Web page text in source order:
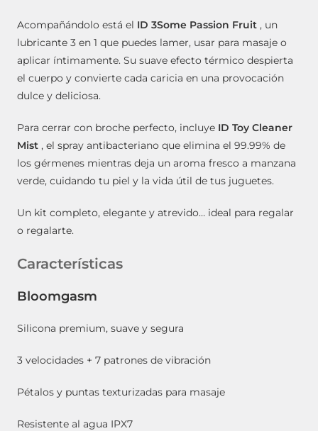
Acompañándolo está el ID 3Some Passion Fruit , un
lubricante 3 en 1 que puedes lamer, usar para masaje o
aplicar íntimamente. Su suave efecto térmico despierta
el cuerpo y convierte cada caricia en una provocación
dulce y deliciosa.
Para cerrar con broche perfecto, incluye ID Toy Cleaner
Mist , el spray antibacteriano que elimina el 99.99% de
los gérmenes mientras deja un aroma fresco a manzana
verde, cuidando tu piel y la vida útil de tus juguetes.
Un kit completo, elegante y atrevido… ideal para regalar
o regalarte.
Características
Bloomgasm
Silicona premium, suave y segura
3 velocidades + 7 patrones de vibración
Pétalos y puntas texturizadas para masaje
Resistente al agua IPX7